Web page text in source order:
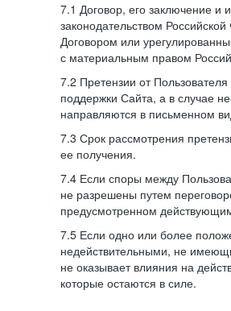
7.1 Договор, его заключение и
законодательством
Договором или
с материальным правом
7.2 Претензии от
поддержки Сайта, а в случае
направляются в письменном
7.3 Срок рассмотрения
ее получения.
7.4 Если споры между
не разрешены путем
предусмотренном
7.5 Если одно или более
недействительными, не
не оказывает влияния на
которые остаются в силе.